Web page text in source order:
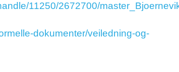
11250/2672700/
dokumenter/veiledning-og-